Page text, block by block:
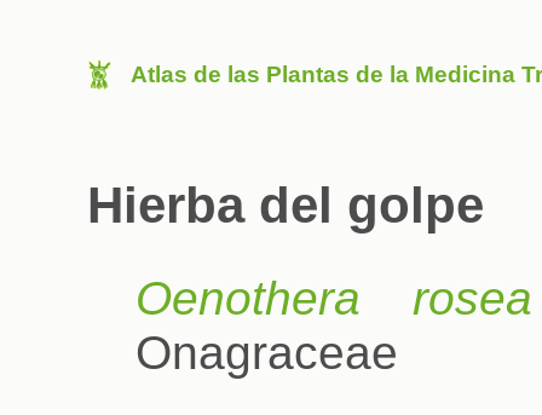
Atlas de las Plantas de la Medicina
Hierba del golpe
Oenothera rosea
Onagraceae